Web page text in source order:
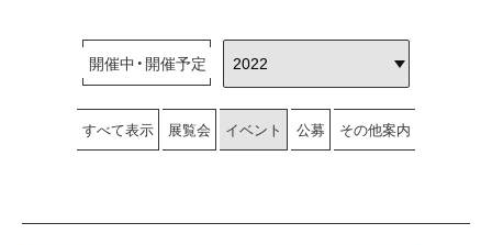
開催中・開催予定
すべて表示 展覧会 イベント 公募 その他案内